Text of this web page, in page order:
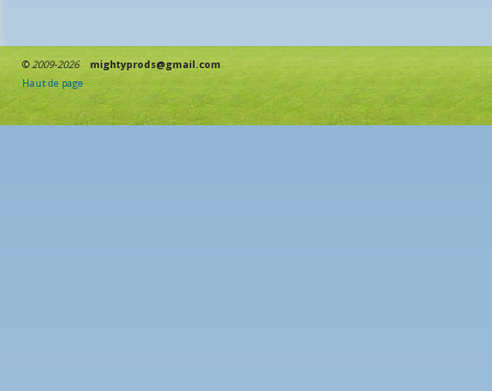
©2009-2026
mightyprods@gmail.com
Haut de page